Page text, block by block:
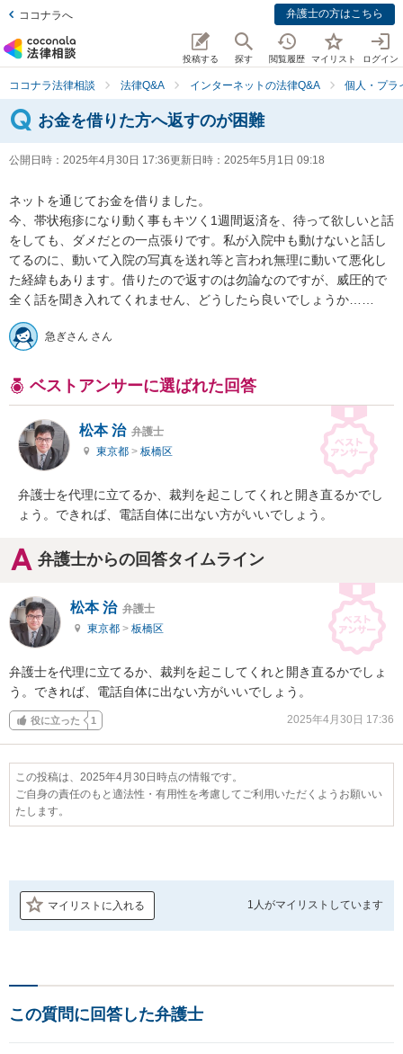
ココナラへ 弁護士の方はこちら
投稿する 探す 閲覧履歴 マイリスト ログイン
ココナラ法律相談 法律Q&A インターネットの法律Q&A 個人・プラ
お金を借りた方へ返すのが困難
公開日時： 2025年4月30日 17:36更新日時： 2025年5月1日 09:18
ネットを通じてお金を借りました。
今、帯状疱疹になり動く事もキツく1週間返済を、待って欲しいと話
をしても、ダメだとの一点張りです。私が入院中も動けないと話し
てるのに、動いて入院の写真を送れ等と言われ無理に動いて悪化し
た経緯もあります。借りたので返すのは勿論なのですが、威圧的で
全く話を聞き入れてくれません、どうしたら良いでしょうか……
急ぎさん さん
ベストアンサーに選ばれた回答
松本 治 弁護士
東京都 > 板橋区
弁護士を代理に立てるか、裁判を起こしてくれと開き直るかでし
ょう。できれば、電話自体に出ない方がいいでしょう。
弁護士からの回答タイムライン
松本 治 弁護士
東京都 > 板橋区
弁護士を代理に立てるか、裁判を起こしてくれと開き直るかでしょ
う。できれば、電話自体に出ない方がいいでしょう。
役に立った 1 2025年4月30日 17:36
この投稿は、2025年4月30日時点の情報です。
ご自身の責任のもと適法性・有用性を考慮してご利用いただくようお願いい
たします。
マイリストに入れる 1人がマイリストしています
この質問に回答した弁護士